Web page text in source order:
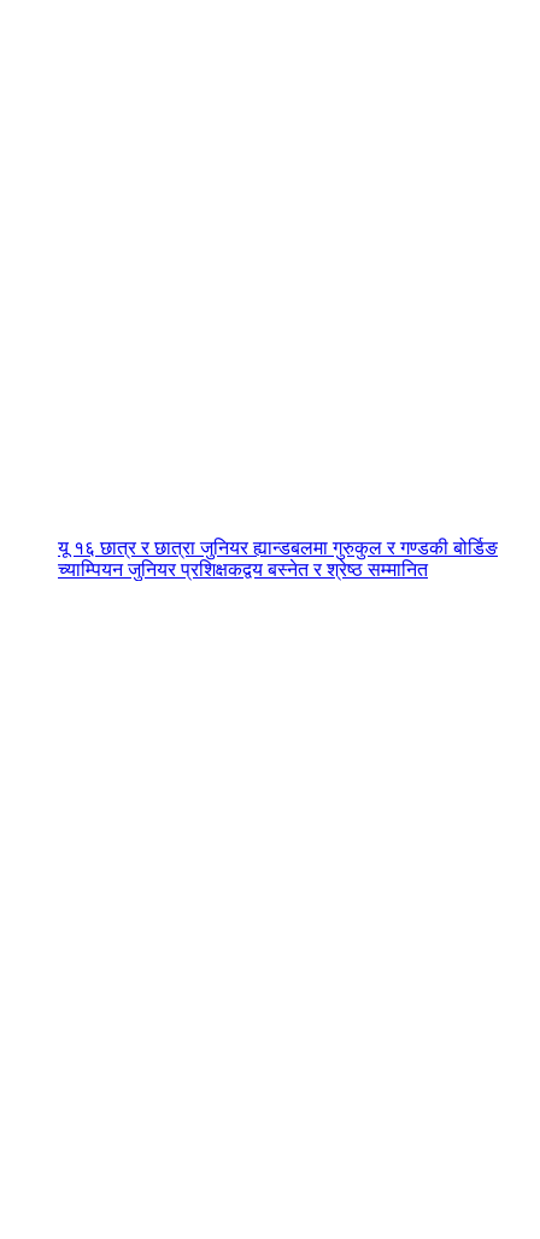
यू १६ छात्र र छात्रा जुनियर ह्यान्डबलमा गुरुकुल र गण्डकी बोर्डिङ
च्याम्पियन जुनियर प्रशिक्षकद्वय बस्नेत र श्रेष्ठ सम्मानित